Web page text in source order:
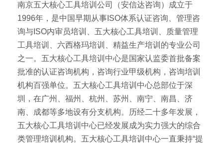
南京五大核心工具培训公司（安信达咨询）成立于
1996年，是中国早期从事ISO体系认证咨询、管理咨
询与ISO内审员培训、五大核心工具培训、质量管理
工具培训、六西格玛培训、精益生产培训的专业公司
之一。五大核心工具培训中心是国家认监委首批备案
批准的认证咨询机构，咨询行业甲级机构，咨询培训
机构百强单位。五大核心工具培训中心总部位于深
圳，在广州、福州、杭州、苏州、南宁、南昌、济
南、成都等多地设有分支机构。历经二十多年发展，
五大核心工具培训中心已经发展成为实力强大的综合
类管理培训机构。五大核心工具培训中心一直秉持“提